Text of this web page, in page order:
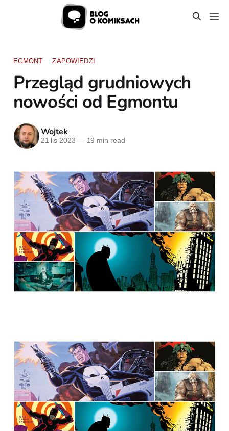
EGMONT ZAPOWIEDZI
Przegląd grudniowych
nowości od Egmontu
Wojtek
21 lis 2023 —19 min read